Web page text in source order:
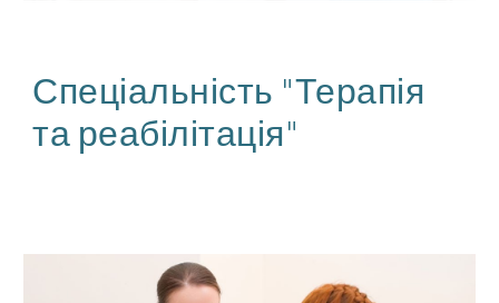
Спеціальність "Терапія
та реабілітація"